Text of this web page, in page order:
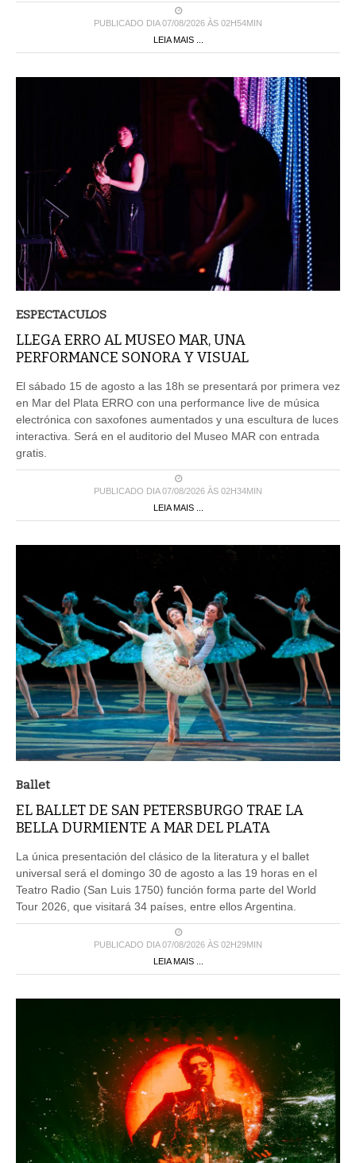
PUBLICADO DIA 07/08/2026 ÀS 02H54MIN
LEIA MAIS ...
ESPECTACULOS
LLEGA ERRO AL MUSEO MAR, UNA
PERFORMANCE SONORA Y VISUAL
El sábado 15 de agosto a las 18h se presentará por primera vez
en Mar del Plata ERRO con una performance live de música
electrónica con saxofones aumentados y una escultura de luces
interactiva. Será en el auditorio del Museo MAR con entrada
gratis.
PUBLICADO DIA 07/08/2026 ÀS 02H34MIN
LEIA MAIS ...
Ballet
EL BALLET DE SAN PETERSBURGO TRAE LA
BELLA DURMIENTE A MAR DEL PLATA
La única presentación del clásico de la literatura y el ballet
universal será el domingo 30 de agosto a las 19 horas en el
Teatro Radio (San Luis 1750) función forma parte del World
Tour 2026, que visitará 34 países, entre ellos Argentina.
PUBLICADO DIA 07/08/2026 ÀS 02H29MIN
LEIA MAIS ...